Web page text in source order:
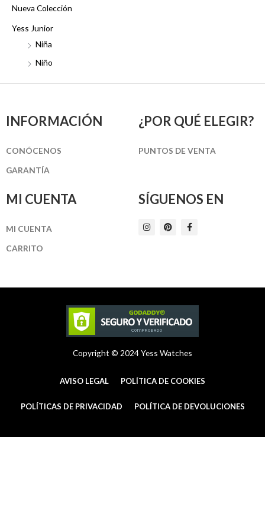
Nueva Colección
Yess Junior
Niña
Niño
INFORMACIÓN
CONÓCENOS
GARANTÍA
¿POR QUÉ ELEGIR?
PUNTOS DE VENTA
MI CUENTA
MI CUENTA
CARRITO
SÍGUENOS EN
I
n
m
P
i
t
F
a
-
Copyright © 2024 Yess Watches
AVISO LEGAL POLÍTICA DE COOKIES
POLÍTICAS DE PRIVACIDAD POLÍTICA DE DEVOLUCIONES